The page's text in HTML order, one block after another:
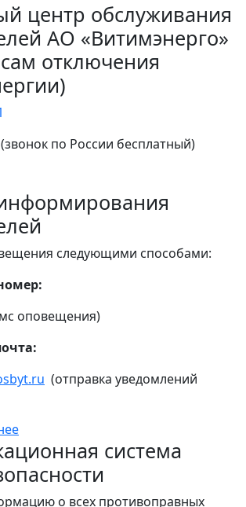
центр обслуживания
АО «Витимэнерго»
отключения
(звонок по России бесплатный)
следующими способами:
оповещения)
(отправка уведомлений
система
о всех противоправных